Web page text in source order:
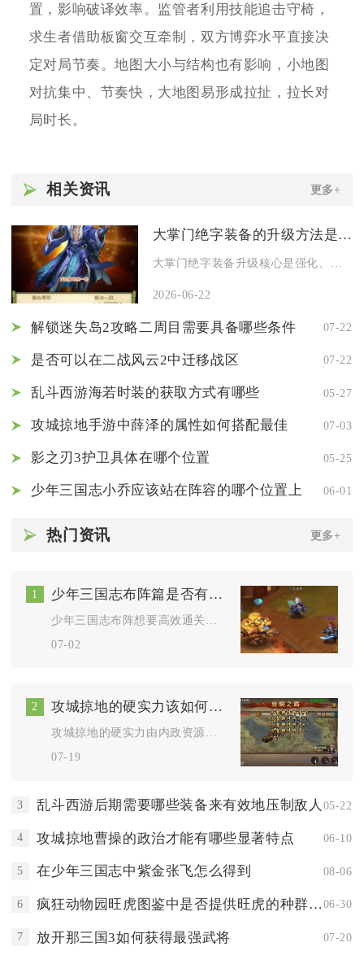
置，影响破译效率。监管者利用技能追击守椅，
求生者借助板窗交互牵制，双方博弈水平直接决
定对局节奏。地图大小与结构也有影响，小地图
对抗集中、节奏快，大地图易形成拉扯，拉长对
局时长。
相关资讯 更多+
大掌门绝字装备的升级方法是什么
2026-06-22
解锁迷失岛2攻略二周目需要具备哪些条件 07-22
是否可以在二战风云2中迁移战区 07-22
乱斗西游海若时装的获取方式有哪些 05-27
攻城掠地手游中薛泽的属性如何搭配最佳 07-03
影之刃3护卫具体在哪个位置 05-25
少年三国志小乔应该站在阵容的哪个位置上 06-01
热门资讯 更多+
1 少年三国志布阵篇是否有通关秘籍如何发挥最大效果
07-02
2 攻城掠地的硬实力该如何打造
07-19
3 乱斗西游后期需要哪些装备来有效地压制敌人 05-22
4 攻城掠地曹操的政治才能有哪些显著特点 06-10
5 在少年三国志中紫金张飞怎么得到 08-06
6 疯狂动物园旺虎图鉴中是否提供旺虎的种群分布情况06-30
7 放开那三国3如何获得最强武将 07-20